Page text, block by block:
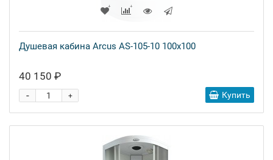
Душевая кабина Arcus AS-105-10 100x100
40 150 ₽
+
- Купить